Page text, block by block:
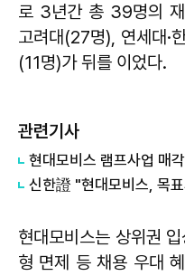
로 3년간 총 39명의 재
고려대(27명), 연세대·
(11명)가 뒤를 이었다.
관련기사
현대모비스는 상위권
형 면제 등 채용 우대